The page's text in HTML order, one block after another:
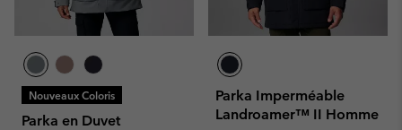
Nouveaux Coloris
Parka en Duvet
Parka Imperméable
Landroamer™ II Homme